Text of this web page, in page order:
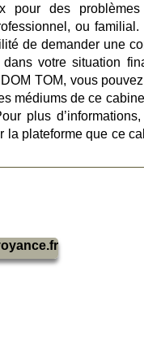
pour des problèmes
ou
de demander une
votre situation
TOM, vous
médiums de ce
plus
la plateforme que ce